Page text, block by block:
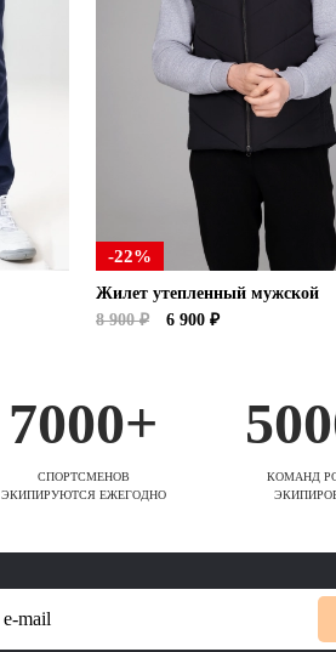
-22%
Жилет утепленный мужской
8 900 ₽
6 900 ₽
7000+
СПОРТСМЕНОВ
ЭКИПИРУЮТСЯ ЕЖЕГОДНО
КОМАНД